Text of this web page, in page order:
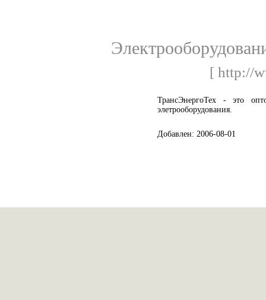
[ http://
ТрансЭнергоТех - это
элетрооборудования.
Добавлен: 2006-08-01